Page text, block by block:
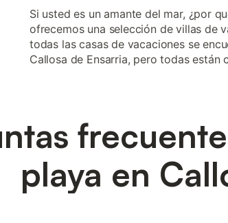
Si usted es un amante del mar, ¿por
ofrecemos una selección de villas de
todas las casas de vacaciones se
Callosa de Ensarria, pero todas están
playa en